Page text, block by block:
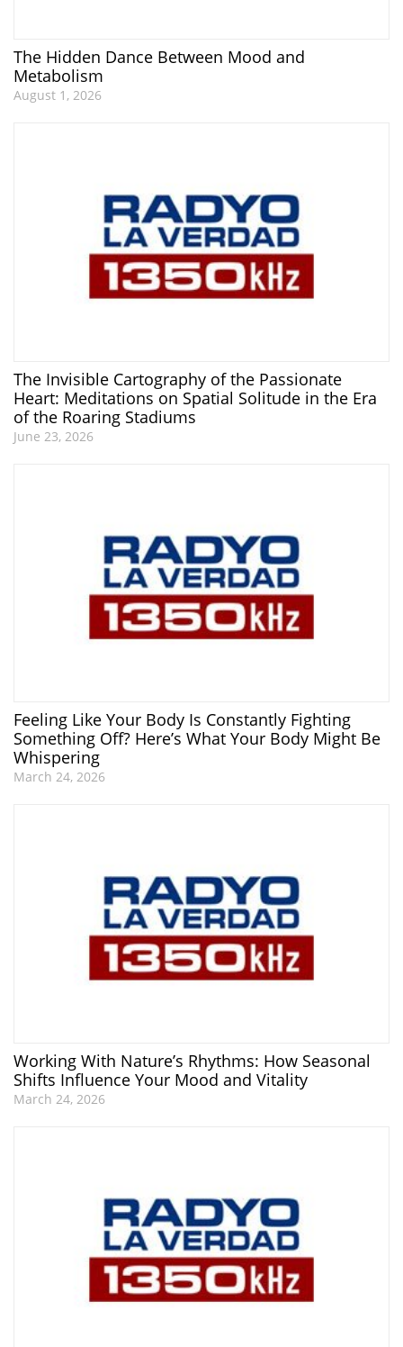
The Hidden Dance Between Mood and
Metabolism
August 1, 2026
The Invisible Cartography of the Passionate
Heart: Meditations on Spatial Solitude in the Era
of the Roaring Stadiums
June 23, 2026
Feeling Like Your Body Is Constantly Fighting
Something Off? Here’s What Your Body Might Be
Whispering
March 24, 2026
Working With Nature’s Rhythms: How Seasonal
Shifts Influence Your Mood and Vitality
March 24, 2026